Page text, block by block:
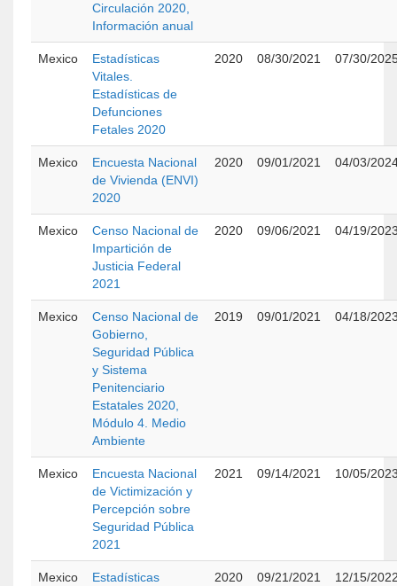
Circulación 2020,
Información anual
Mexico
Estadísticas
Vitales.
Estadísticas de
Defunciones
Fetales 2020
2020 08/30/2021 07/30/
Mexico
Encuesta Nacional
de Vivienda (ENVI)
2020
2020 09/01/2021 04/03/
Mexico
Censo Nacional de
Impartición de
Justicia Federal
2021
2020 09/06/2021 04/19/
Mexico
Censo Nacional de
Gobierno,
Seguridad Pública
y Sistema
Penitenciario
Estatales 2020,
Módulo 4. Medio
Ambiente
2019 09/01/2021 04/18/
Mexico
Encuesta Nacional
de Victimización y
Percepción sobre
Seguridad Pública
2021
2021 09/14/2021 10/05/
Mexico Estadísticas 2020 09/21/2021 12/15/